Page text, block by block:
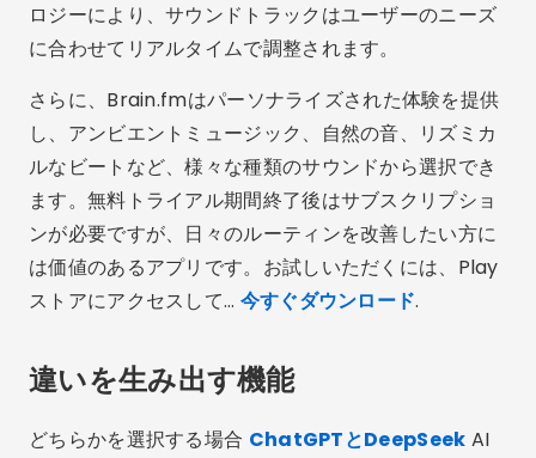
ロジーにより、サウンドトラックはユーザーのニーズ
に合わせてリアルタイムで調整されます。
さらに、Brain.fmはパーソナライズされた体験を提供
し、アンビエントミュージック、自然の音、リズミカ
ルなビートなど、様々な種類のサウンドから選択でき
ます。無料トライアル期間終了後はサブスクリプショ
ンが必要ですが、日々のルーティンを改善したい方に
は価値のあるアプリです。お試しいただくには、Play
ストアにアクセスして… 今すぐダウンロード.
違いを生み出す機能
どちらかを選択する場合 ChatGPTとDeepSeek AI